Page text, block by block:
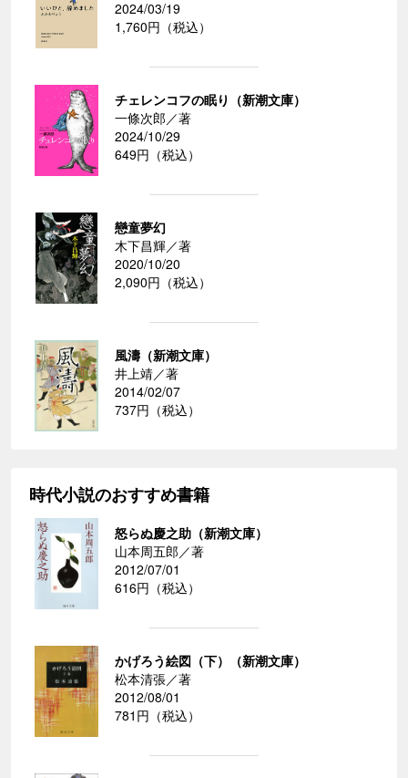
2024/03/19
1,760円（税込）
チェレンコフの眠り（新潮文庫）
一條次郎／著
2024/10/29
649円（税込）
戀童夢幻
木下昌輝／著
2020/10/20
2,090円（税込）
風濤（新潮文庫）
井上靖／著
2014/02/07
737円（税込）
時代小説のおすすめ書籍
怒らぬ慶之助（新潮文庫）
山本周五郎／著
2012/07/01
616円（税込）
かげろう絵図（下）（新潮文庫）
松本清張／著
2012/08/01
781円（税込）